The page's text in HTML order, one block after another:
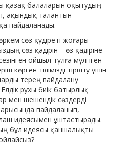
қазақ балаларын оқытудың
ақындық талантын
пайдаланады.
сөз құдіреті жоғары
сөз қадірін – өз қадіріне
ойшыл тұлға мүлгіген
көрген тілімізді тірілту үшін
терең пайдалану
рухы биік батырлық
мен шешендік сөздерді
пайдаланып,
идеясымен ұштастырады.
бұл идеясы қаншалықты